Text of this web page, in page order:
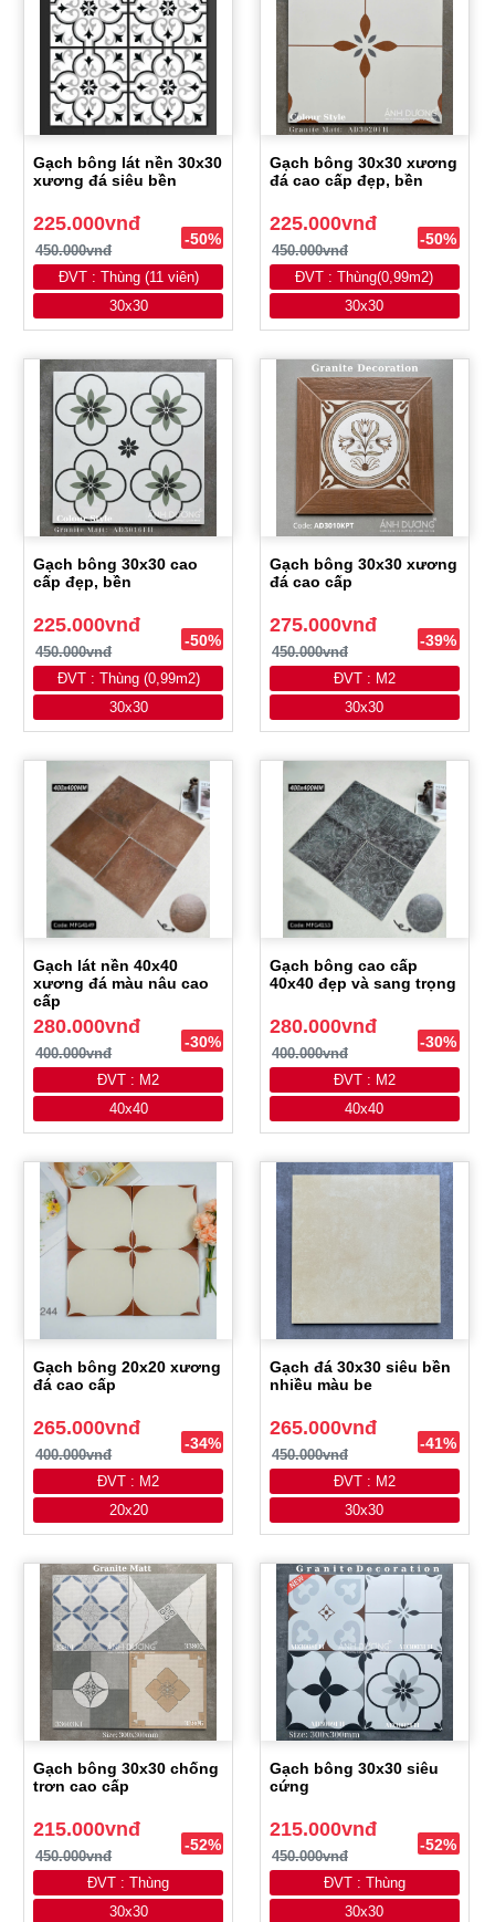
Gạch bông lát nền 30x30
xương đá siêu bền
225.000vnđ
450.000vnđ
-50%
ĐVT : Thùng (11 viên)
30x30
Gạch bông 30x30 xương
đá cao cấp đẹp, bền
225.000vnđ
450.000vnđ
-50%
ĐVT : Thùng(0,99m2)
30x30
Gạch bông 30x30 cao
cấp đẹp, bền
225.000vnđ
450.000vnđ
-50%
ĐVT : Thùng (0,99m2)
30x30
Gạch bông 30x30 xương
đá cao cấp
275.000vnđ
450.000vnđ
-39%
ĐVT : M2
30x30
Gạch lát nền 40x40
xương đá màu nâu cao
cấp
280.000vnđ
400.000vnđ
-30%
ĐVT : M2
40x40
Gạch bông cao cấp
40x40 đẹp và sang trọng
280.000vnđ
400.000vnđ
-30%
ĐVT : M2
40x40
Gạch bông 20x20 xương
đá cao cấp
265.000vnđ
400.000vnđ
-34%
ĐVT : M2
20x20
Gạch đá 30x30 siêu bền
nhiều màu be
265.000vnđ
450.000vnđ
-41%
ĐVT : M2
30x30
Gạch bông 30x30 chống
trơn cao cấp
215.000vnđ
450.000vnđ
-52%
ĐVT : Thùng
30x30
Gạch bông 30x30 siêu
cứng
215.000vnđ
450.000vnđ
-52%
ĐVT : Thùng
30x30